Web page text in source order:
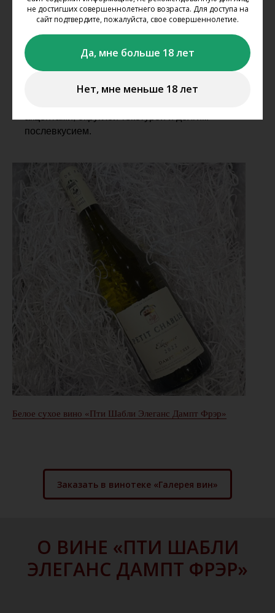
не достигших совершеннолетнего возраста. Для доступа на
сайт подтвердите, пожалуйста, свое совершеннолетие.
Да, мне больше 18 лет
Нет, мне меньше 18 лет
Сорт: Шардоне.
Крепость: 12,5%.
Дегустационные характеристики:
Цвет: светло-золотистый.
Аромат: освежающий, элегантный, сотканный из
нот ананаса, лайма, известняка и минералов.
акцентами, округлой текстурой и долгим
послевкусием.
Белое сухое вино «Пти Шабли Элеганс Дампт Фрэр»
Заказать в винотеке «Галерея вин»
О ВИНЕ «ПТИ ШАБЛИ
ЭЛЕГАНС ДАМПТ ФРЭР»